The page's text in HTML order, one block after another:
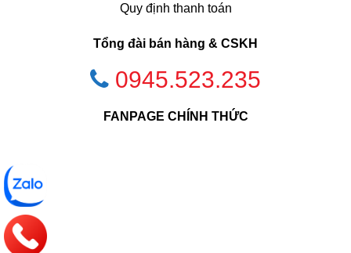
Quy định thanh toán
Tổng đài bán hàng & CSKH
0945.523.235
FANPAGE CHÍNH THỨC